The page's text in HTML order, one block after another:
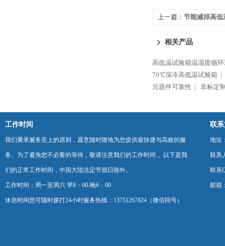
上一篇： 节能减排高低
相关产品
高低温试验箱温湿度循
70℃深冷高低温试验箱 |
元器件可靠性 |
非标定
工作时间
我们秉承服务至上的原则，愿意随时随地为您提供最快捷与高效的服
务。为了避免您不必要的等待，敬请注意我们的工作时间 。以下是我
们的正常工作时间，中国大陆法定节假日除外。
工作时间：周一至周六 早8：00-晚6：00
休息时间您可随时拨打24小时服务热线：13751267824（微信同号）
联
地址
联系
联系
邮箱